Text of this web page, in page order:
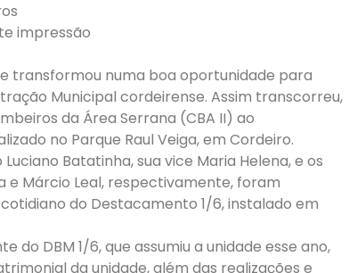
impressão
transformou numa boa oportunidade para
Municipal cordeirense. Assim transcorreu,
da Área Serrana (CBA II) ao
no Parque Raul Veiga, em Cordeiro.
Batatinha, sua vice Maria Helena, e os
e Márcio Leal, respectivamente, foram
do Destacamento 1/6, instalado em
do DBM 1/6, que assumiu a unidade esse ano,
da unidade, além das realizações e